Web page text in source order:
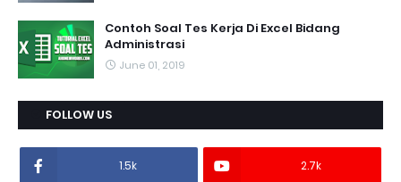
Contoh Soal Tes Kerja Di Excel Bidang
Administrasi
June 01, 2019
FOLLOW US
1.5k 2.7k